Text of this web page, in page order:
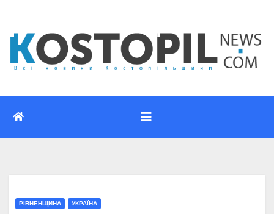
вмісту
РІВНЕНЩИНА УКРАЇНА